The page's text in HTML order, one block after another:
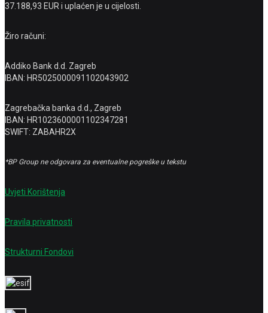
37.188,93 EUR i uplaćen je u cijelosti.
Žiro računi:
Addiko Bank d.d. Zagreb
IBAN: HR5025000091102043902
Zagrebačka banka d.d., Zagreb
IBAN: HR1023600001102347281
SWIFT: ZABAHR2X
*BP Group ne odgovara za eventualne pogreške u tekstu
Uvjeti Korištenja
Pravila privatnosti
Strukturni Fondovi